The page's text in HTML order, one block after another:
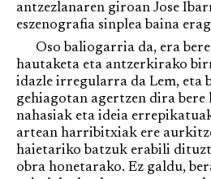
antzezlanaren giroan Jose
eszenografia sinplea baina
Oso baliogarria da, era
hautaketa eta antzerkirako
idazle irregularra da Lem, eta
gehiagotan agertzen dira
nahasiak eta ideia
artean harribitxiak ere
haietariko batzuk erabili
obra honetarako. Ez galdu,